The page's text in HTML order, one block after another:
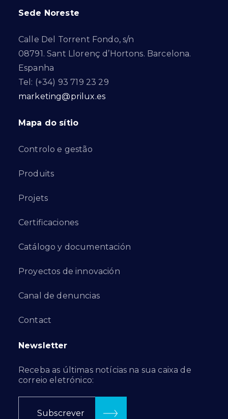
Sede Noreste
Calle Del Torrent Fondo, s/n
08791. Sant Llorenç d’Hortons. Barcelona.
Espanha
Tel: (+34) 93 719 23 29
marketing@prilux.es
Mapa do sítio
Controlo e gestão
Produits
Projets
Certificaciones
Catálogo y documentación
Proyectos de innovación
Canal de denuncias
Contact
Newsletter
Receba as últimas notícias na sua caixa de
correio eletrónico:
Subscrever